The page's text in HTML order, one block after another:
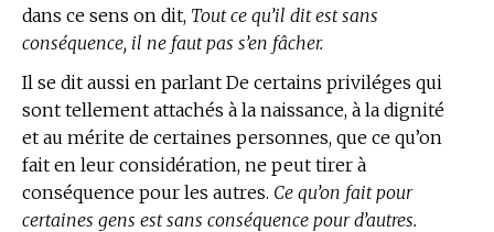
dans ce sens on dit, Tout ce qu’il dit est sans
conséquence, il ne faut pas s’en fâcher.
Il se dit aussi en parlant De certains priviléges qui
sont tellement attachés à la naissance, à la dignité
et au mérite de certaines personnes, que ce qu’on
fait en leur considération, ne peut tirer à
conséquence pour les autres. Ce qu’on fait pour
certaines gens est sans conséquence pour d’autres.